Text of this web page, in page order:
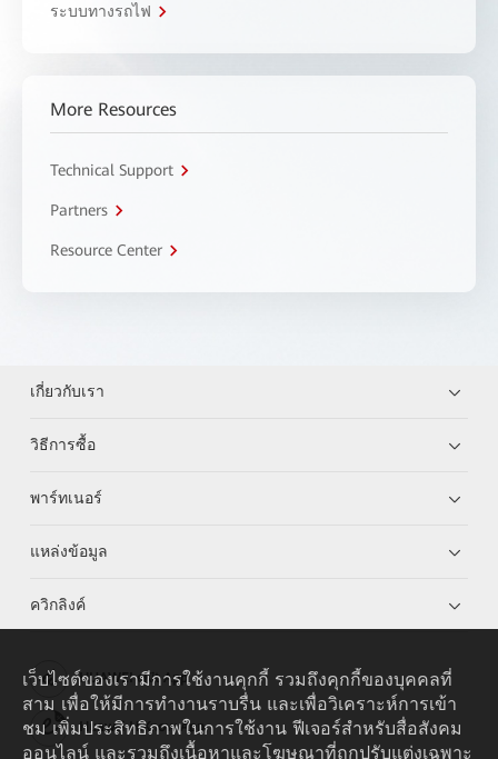
ระบบทางรถไฟ
More Resources
Technical Support
Partners
Resource Center
เกี่ยวกับเรา
วิธีการซื้อ
พาร์ทเนอร์
แหล่งข้อมูล
ควิกลิงค์
HUAWEI eKit App
Huawei HiKnow App
เว็บไซต์ของเรามีการใช้งานคุกกี้ รวมถึงคุกกี้ของบุคคลที่
สาม เพื่อให้มีการทำงานราบรื่น และเพื่อวิเคราะห์การเข้า
ชม เพิ่มประสิทธิภาพในการใช้งาน ฟีเจอร์สำหรับสื่อสังคม
ออนไลน์ และรวมถึงเนื้อหาและโฆษณาที่ถูกปรับแต่งเฉพาะ